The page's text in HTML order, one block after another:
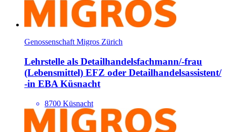
Genossenschaft Migros Zürich
Lehrstelle als Detailhandels­fachmann/​-frau
(Lebensmittel) EFZ oder Detailhandels­assistent/​
-in EBA Küsnacht
8700 Küsnacht